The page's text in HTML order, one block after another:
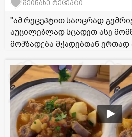
შეინახე რეცეპტი
"ამ რეცეპტით საოცრად
აუცილებლად სცადეთ ასე
მომზადება მჭადებთან